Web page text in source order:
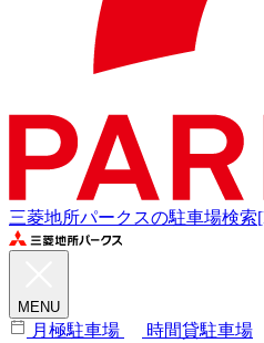
三菱地所パークスの駐車場検索
MENU
月極駐車場 時間貸駐車場